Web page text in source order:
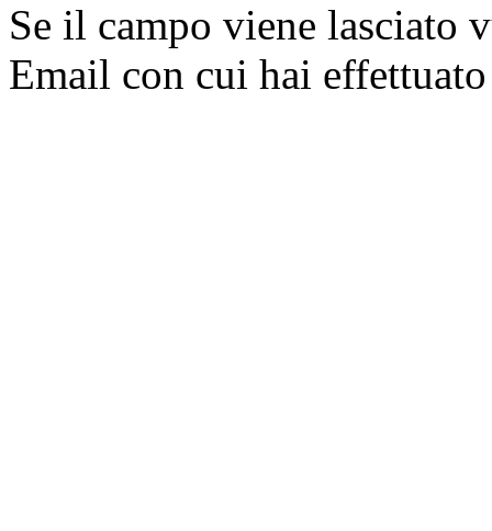
Se il campo viene lasciato
Email con cui hai